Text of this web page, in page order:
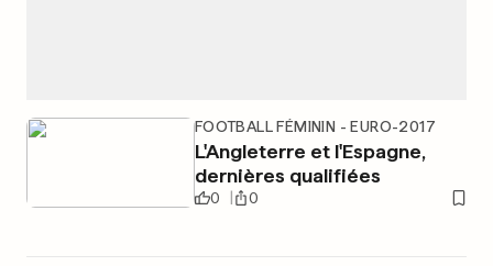
FOOTBALL FÉMININ - EURO-2017
L'Angleterre et l'Espagne,
dernières qualifiées
0 0